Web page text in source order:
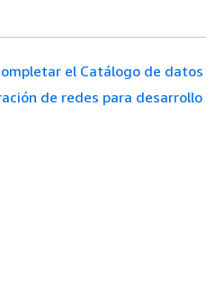
el Catálogo de datos
de redes para desarrollo